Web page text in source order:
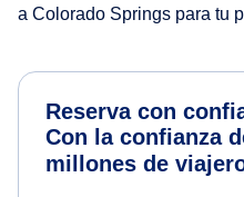
a Colorado Springs para tu
Reserva con
Con la confianza
millones de